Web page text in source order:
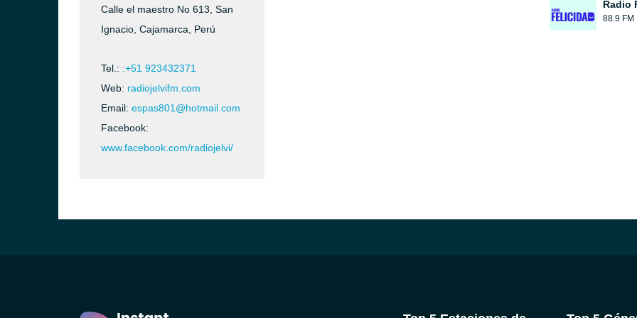
Calle el maestro No 613, San
Ignacio, Cajamarca, Perú
Tel.: :+51 923432371
Web: radiojelvifm.com
Email: espas801@hotmail.com
Facebook:
www.facebook.com/radiojelvi/
Radio
88.9 FM